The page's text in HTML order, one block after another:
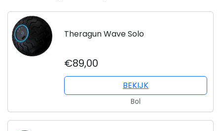
Theragun Wave Solo
€89,00
BEKIJK
Bol